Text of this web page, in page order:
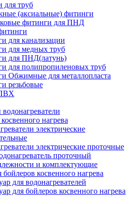
для труб
(аксиальные) фитинги
фитинги для ПНД
для канализации
для медных труб
для ПНД(латунь)
для полипропиленовых труб
Обжимные для металлопласта
резьбовые
нагрева
электрические
электрические проточные
проточный
и комплектующие
бойлеров косвенного нагрева
для водонагревателей
для бойлеров косвенного нагрева